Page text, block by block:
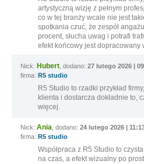
artystyczną wizję z pełnym
co w tej branży wcale nie jest
spotkania czuć, że zespół
procent, słucha uwag i potrafi
efekt końcowy jest dopracowany
Nick: Hubert , dodano: 27 lutego 2026 |
firma: R5 studio
R5 Studio to rzadki przykład
klienta i dostarcza dokładnie to,
więcej.
Nick: Ania , dodano: 24 lutego 2026 |
firma: R5 studio
Współpraca z R5 Studio to
na czas, a efekt wizualny po